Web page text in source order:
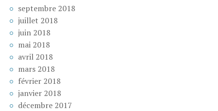
septembre 2018
juillet 2018
juin 2018
mai 2018
avril 2018
mars 2018
février 2018
janvier 2018
décembre 2017